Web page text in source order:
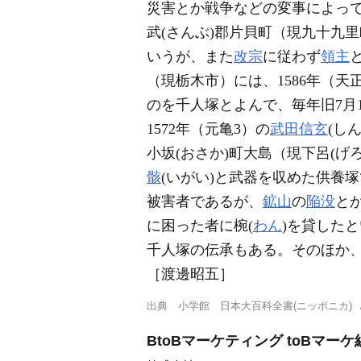
災害とか戦争などの変事によっ
武(さんぶ)郡片貝町（現九十九
いうが、また改宗に従わず領主
（現栃木市）には、1586年（
のを千人塚とよんで、毎年旧7
1572年（元亀3）の武田信玄(し
小坂(おさか)町大島（現下呂(げ
骸(いがい)と武器を収めた供養
被害者であるが、 鉱山の陥没と
に困った者に椀(わん)を貸した
千人塚の伝承もある。そのほか
［渡邊昭五］
出典 小学館 日本大百科全書(ニッポニカ)
BtoBマーケティング toBマーケ